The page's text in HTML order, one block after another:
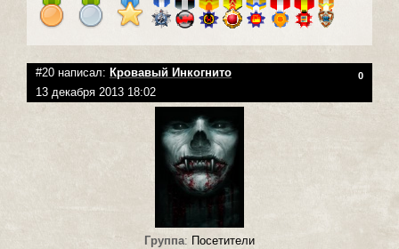
#20 написал: Кровавый Инкогнито 0
13 декабря 2013 18:02
Группа: Посетители